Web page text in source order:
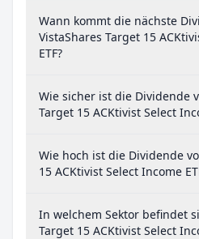
Wann kommt die nächste
VistaShares Target 15
ETF?
Wie sicher ist die Dividende
Target 15 ACKtivist Select
Wie hoch ist die Dividende
15 ACKtivist Select Income
In welchem Sektor befindet
Target 15 ACKtivist Select